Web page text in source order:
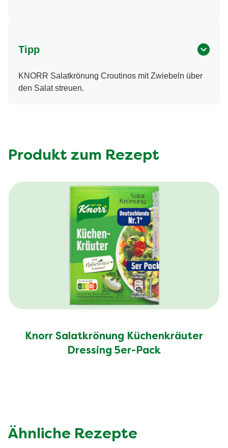
Tipp
KNORR Salatkrönung Croutinos mit Zwiebeln über
den Salat streuen.
Produkt zum Rezept
Knorr Salatkrönung Küchenkräuter
Dressing 5er-Pack
Ähnliche Rezepte